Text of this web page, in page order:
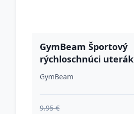
GymBeam Športový
rýchloschnúci uterák
Orange/White
GymBeam
9.95 €